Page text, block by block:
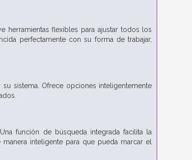
herramientas flexibles para ajustar todos los
perfectamente con su forma de trabajar,
sistema. Ofrece opciones inteligentemente
función de búsqueda integrada facilita la
inteligente para que pueda marcar el